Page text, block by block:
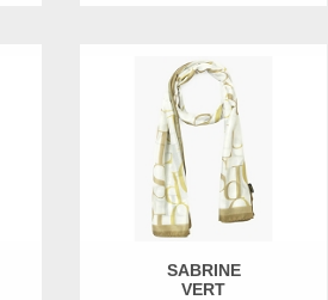
SABRINE
VERT